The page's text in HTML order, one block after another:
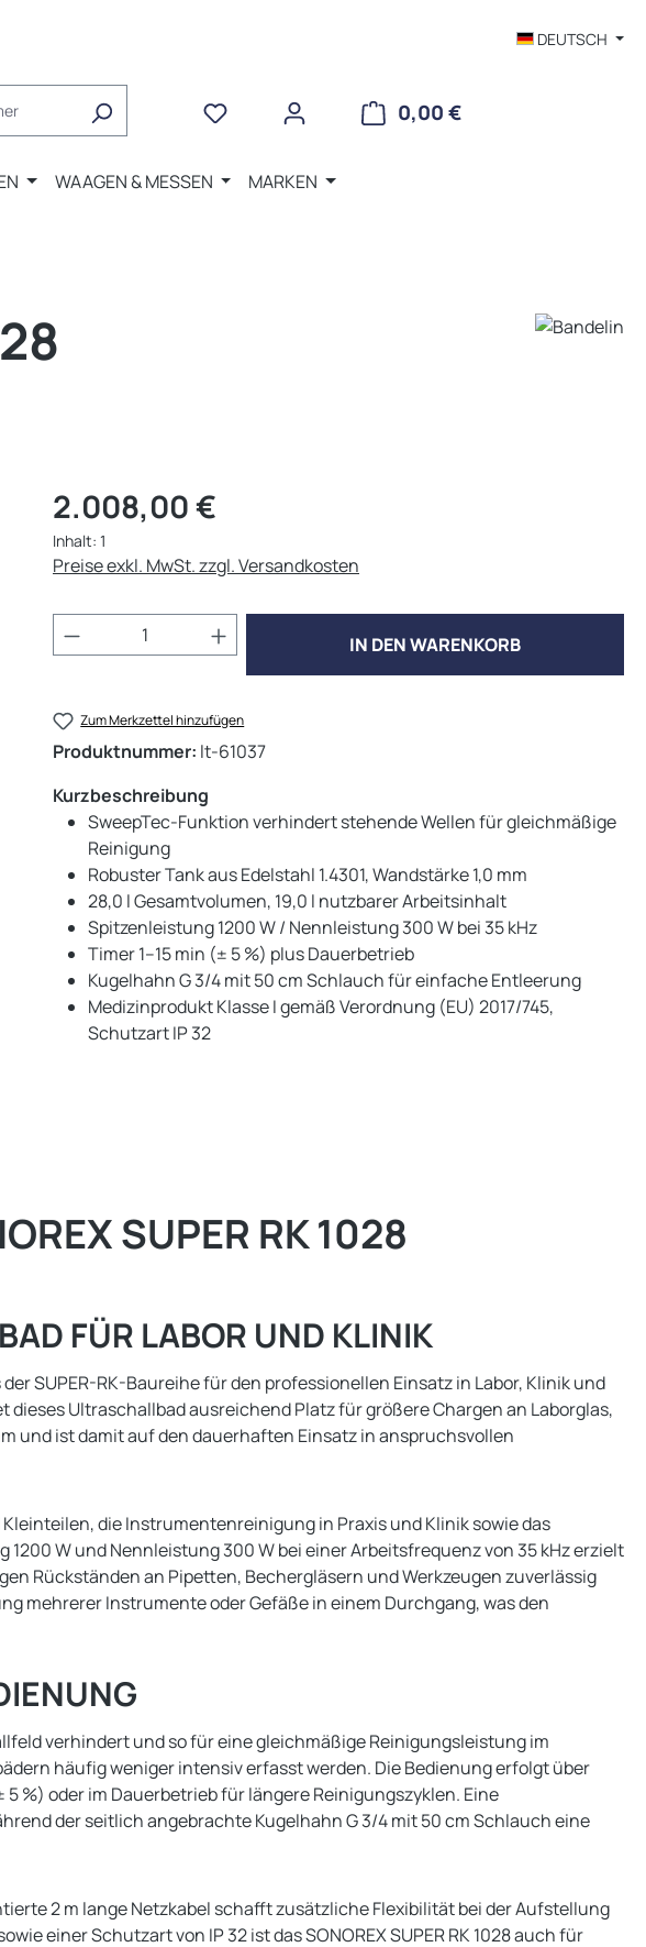
DEUTSCH
0,00 €WARENKORB
WAAGEN & MESSEN MARKEN
Regulärer Preis:
2.008,00 €
Inhalt: 1
Preise exkl. MwSt. zzgl. Versandkosten
Produkt Anzahl: Gib den gewünschten Wert
IN DEN WARENKORB
Zum Merkzettel hinzufügen
Produktnummer: lt-61037
Kurzbeschreibung
SweepTec-Funktion verhindert stehende Wellen für gleichmäßige
Reinigung
Robuster Tank aus Edelstahl 1.4301, Wandstärke 1,0 mm
28,0 l Gesamtvolumen, 19,0 l nutzbarer Arbeitsinhalt
Spitzenleistung 1200 W / Nennleistung 300 W bei 35 kHz
Timer 1–15 min (± 5 %) plus Dauerbetrieb
Kugelhahn G 3/4 mit 50 cm Schlauch für einfache Entleerung
Medizinprodukt Klasse I gemäß Verordnung (EU) 2017/745,
Schutzart IP 32
SUPER RK 1028
FÜR LABOR UND KLINIK
SUPER-RK-Baureihe für den professionellen Einsatz in Labor, Klinik und
Ultraschallbad ausreichend Platz für größere Chargen an Laborglas,
und ist damit auf den dauerhaften Einsatz in anspruchsvollen
die Instrumentenreinigung in Praxis und Klinik sowie das
W und Nennleistung 300 W bei einer Arbeitsfrequenz von 35 kHz erzielt
Rückständen an Pipetten, Bechergläsern und Werkzeugen zuverlässig
mehrerer Instrumente oder Gefäße in einem Durchgang, was den
verhindert und so für eine gleichmäßige Reinigungsleistung im
häufig weniger intensiv erfasst werden. Die Bedienung erfolgt über
%) oder im Dauerbetrieb für längere Reinigungszyklen. Eine
der seitlich angebrachte Kugelhahn G 3/4 mit 50 cm Schlauch eine
2 m lange Netzkabel schafft zusätzliche Flexibilität bei der Aufstellung
einer Schutzart von IP 32 ist das SONOREX SUPER RK 1028 auch für